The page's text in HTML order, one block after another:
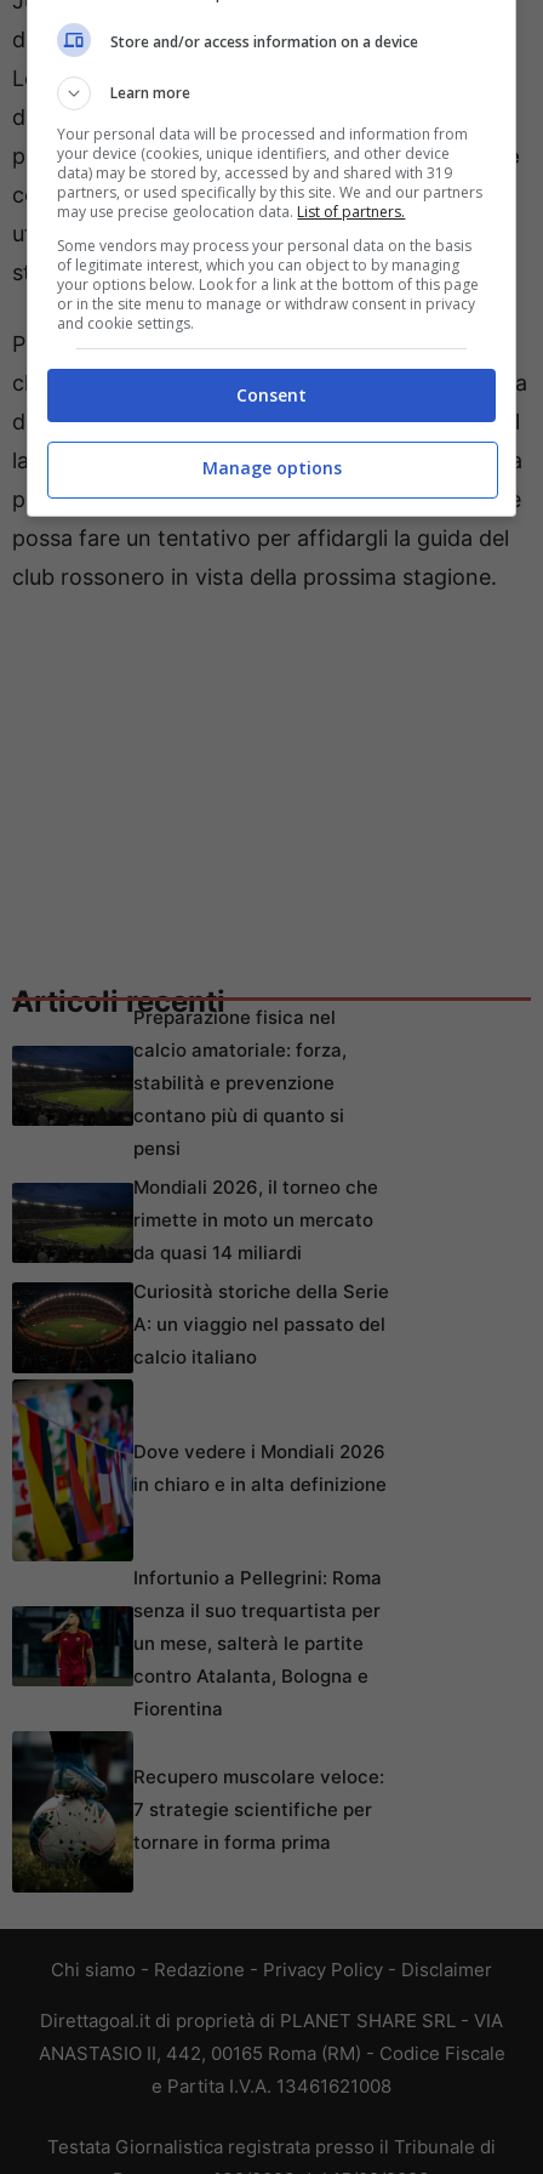
decisa al periodo d’oro dei bianconeri è volato a
Londra per prendere in mano il Tottenham prima
della squalifica
porte di una nuova esperienza inPremier League
con gli stessi Spurs pronti a riaffidargli
ufficialmente l’incarico a partire dalla prossima
stagione.
Per quello che riguarda il Milan, la prima mossa
che Igli Tare porterà a termine è quella della scelta
dell’allenatore. L’albanese ha una grande stima del
lavoro di
Massimiliano Allegriche provò invano a
portare anche alla Lazio e non è da escludere che
possa fare un tentativo per affidargli la guida del
club rossonero in vista della prossima stagione.
Articoli recentiPreparazione fisica nel
calcio amatoriale: forza,
stabilità e prevenzione
contano più di quanto si
pensi
Mondiali 2026, il torneo che
rimette in moto un mercato
da quasi 14 miliardi
Curiosità storiche della Serie
A: un viaggio nel passato del
calcio italiano
Dove vedere i Mondiali 2026
in chiaro e in alta definizione
Infortunio a Pellegrini: Roma
senza il suo trequartista per
un mese, salterà le partite
contro Atalanta, Bologna e
Fiorentina
Recupero muscolare veloce:
7 strategie scientifiche per
tornare in forma prima
Chi siamo - Redazione - Privacy Policy - Disclaimer
Direttagoal.it di proprietà di PLANET SHARE SRL - VIA
ANASTASIO II, 442, 00165 Roma (RM) - Codice Fiscale
e Partita I.V.A. 13461621008
Testata Giornalistica registrata presso il Tribunale di
Store and/or access information on a device
Learn more
Your personal data will be processed and information from
your device (cookies, unique identifiers, and other device
data) may be stored by, accessed by and shared with 319
partners, or used specifically by this site. We and our partners
may use precise geolocation data. List of partners.
Some vendors may process your personal data on the basis
of legitimate interest, which you can object to by managing
your options below. Look for a link at the bottom of this page
or in the site menu to manage or withdraw consent in privacy
and cookie settings.
Consent
Manage options